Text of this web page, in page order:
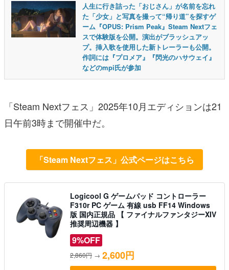
人生に行き詰った「おじさん」が名前を忘れ
た「少女」と写真を撮って“帰り道”を探すゲ
ーム『OPUS: Prism Peak』Steam Nextフェ
スで体験版を公開。演出がブラッシュアッ
プ。挿入歌を使用した新トレーラーも公開。
作詞には『プロメア』『閃光のハサウェイ』
などのmpi氏が参加
「Steam Nextフェス」2025年10月エディションは21
日午前3時まで開催中だ。
「Steam Nextフェス」公式ページはこちら
Logicool G ゲームパッド コントローラー
F310r PC ゲーム 有線 usb FF14 Windows
版 国内正規品 【 ファイナルファンタジーXIV
推奨周辺機器 】
9%OFF
2,860円 → 2,600円